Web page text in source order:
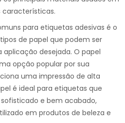
características.
para etiquetas adesivas é o
de papel que podem ser
aplicação desejada. O papel
opção popular por sua
uma impressão de alta
é ideal para etiquetas que
e bem acabado,
em produtos de beleza e